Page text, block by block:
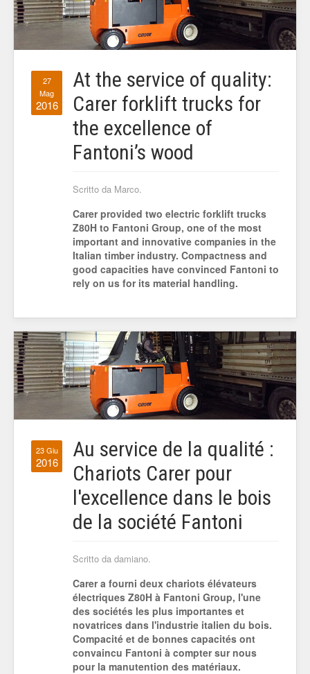
27
Mag
2016
At the service of quality:
Carer forklift trucks for
the excellence of
Fantoni’s wood
Scritto da Marco.
Carer provided two electric forklift trucks
Z80H to Fantoni Group, one of the most
important and innovative companies in the
Italian timber industry. Compactness and
good capacities have convinced Fantoni to
rely on us for its material handling.
23 Giu
2016
Au service de la qualité :
Chariots Carer pour
l'excellence dans le bois
de la société Fantoni
Scritto da damiano.
Carer a fourni deux chariots élévateurs
électriques Z80H à Fantoni Group, l'une
des sociétés les plus importantes et
novatrices dans l'industrie italien du bois.
Compacité et de bonnes capacités ont
convaincu Fantoni à compter sur nous
pour la manutention des matériaux.